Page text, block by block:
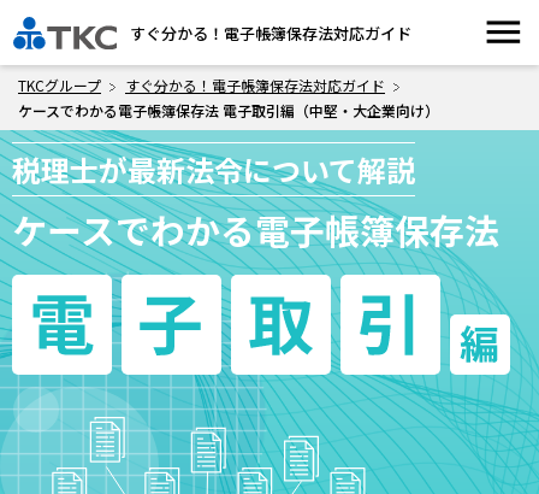
すぐ分かる！電子帳簿保存法対応ガイド menu
TKCグループ
すぐ分かる！電子帳簿保存法対応ガイド
ケースでわかる電子帳簿保存法 電子取引編（中堅・大企業向け）
税理士が最新法令について解説
ケースでわかる電子帳簿保存法